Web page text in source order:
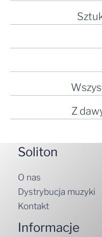
Z
Soliton
O nas
Dystrybucja muzyki
Kontakt
Informacje